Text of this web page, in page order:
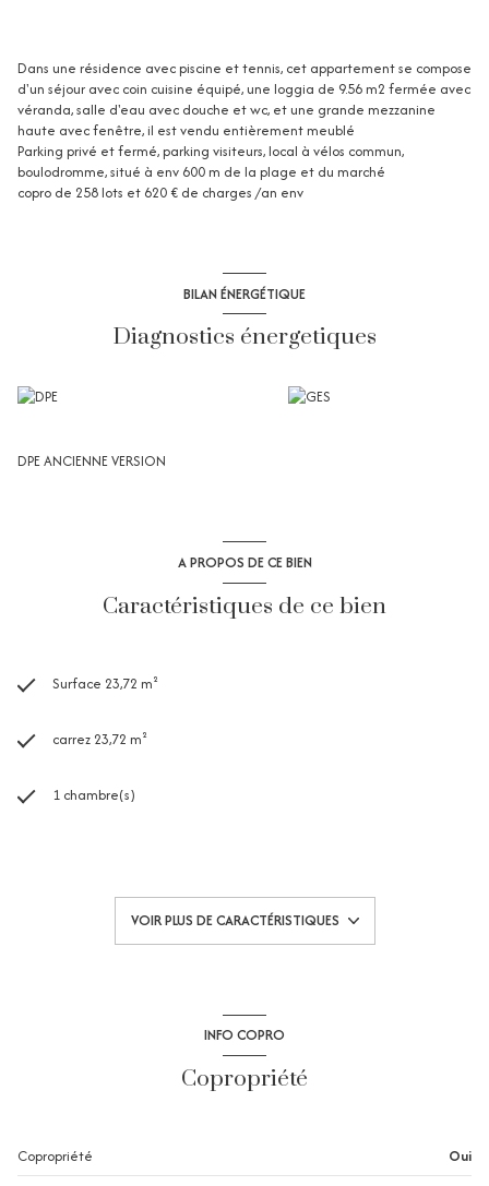
Dans une résidence avec piscine et tennis, cet appartement se compose
d'un séjour avec coin cuisine équipé, une loggia de 9.56 m2 fermée avec
véranda, salle d'eau avec douche et wc, et une grande mezzanine
haute avec fenêtre, il est vendu entièrement meublé
Parking privé et fermé, parking visiteurs, local à vélos commun,
boulodromme, situé à env 600 m de la plage et du marché
copro de 258 lots et 620 € de charges /an env
BILAN ÉNERGÉTIQUE
Diagnostics énergetiques
DPE ANCIENNE VERSION
A PROPOS DE CE BIEN
Caractéristiques de ce bien
Surface 23,72 m²
carrez 23,72 m²
1 chambre(s)
Chauffage individuel : radiateur (electrique)
VOIR PLUS DE CARACTÉRISTIQUES
INFO COPRO
Copropriété
Copropriété Oui